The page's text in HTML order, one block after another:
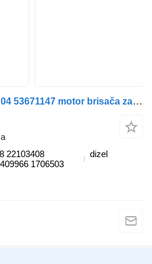
Valeo FL II (01.06-) 579204 53671147 motor brisača za Volvo FL, FE (2005-2014) tegljača
22103408
1706503
dizel